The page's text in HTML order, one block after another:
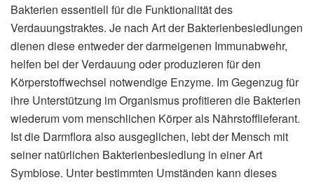
Bakterien essentiell für die Funktionalität des
Verdauungstraktes. Je nach Art der Bakterienbesiedlungen
dienen diese entweder der darmeigenen Immunabwehr,
helfen bei der Verdauung oder produzieren für den
Körperstoffwechsel notwendige Enzyme. Im Gegenzug für
ihre Unterstützung im Organismus profitieren die Bakterien
wiederum vom menschlichen Körper als Nährstofflieferant.
Ist die Darmflora also ausgeglichen, lebt der Mensch mit
seiner natürlichen Bakterienbesiedlung in einer Art
Symbiose. Unter bestimmten Umständen kann dieses